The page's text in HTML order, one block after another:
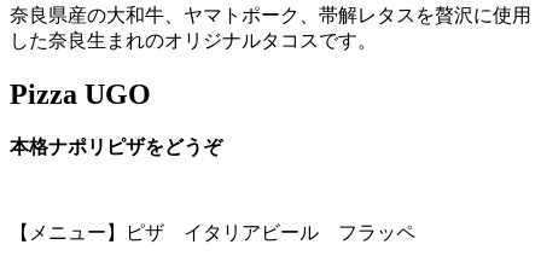
奈良県産の大和牛、ヤマトポーク、帯解レタスを贅沢に使用
した奈良生まれのオリジナルタコスです。
Pizza UGO
本格ナポリピザをどうぞ
【メニュー】ピザ イタリアビール フラッペ